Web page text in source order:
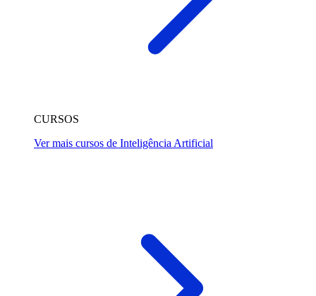
CURSOS
Ver mais cursos de Inteligência Artificial